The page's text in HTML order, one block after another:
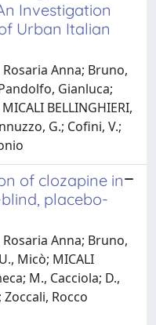
Investigation
Urban Italian
Anna; Bruno,
Gianluca;
BELLINGHIERI,
G.; Cofini, V.;
of clozapine in
placebo-
Anna; Bruno,
Micò; MICALI
M., Cacciola; D.,
Rocco